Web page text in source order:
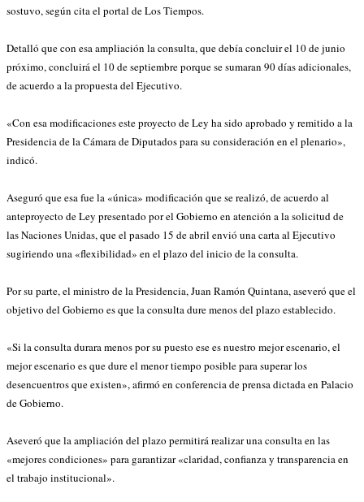
sostuvo, según cita el portal de Los Tiempos.
Detalló que con esa ampliación la consulta, que debía concluir el 10 de junio
próximo, concluirá el 10 de septiembre porque se sumaran 90 días adicionales,
de acuerdo a la propuesta del Ejecutivo.
«Con esa modificaciones este proyecto de Ley ha sido aprobado y remitido a la
Presidencia de la Cámara de Diputados para su consideración en el plenario»,
indicó.
Aseguró que esa fue la «única» modificación que se realizó, de acuerdo al
anteproyecto de Ley presentado por el Gobierno en atención a la solicitud de
las Naciones Unidas, que el pasado 15 de abril envió una carta al Ejecutivo
sugiriendo una «flexibilidad» en el plazo del inicio de la consulta.
Por su parte, el ministro de la Presidencia, Juan Ramón Quintana, aseveró que el
objetivo del Gobierno es que la consulta dure menos del plazo establecido.
«Si la consulta durara menos por su puesto ese es nuestro mejor escenario, el
mejor escenario es que dure el menor tiempo posible para superar los
desencuentros que existen», afirmó en conferencia de prensa dictada en Palacio
de Gobierno.
Aseveró que la ampliación del plazo permitirá realizar una consulta en las
«mejores condiciones» para garantizar «claridad, confianza y transparencia en
el trabajo institucional».